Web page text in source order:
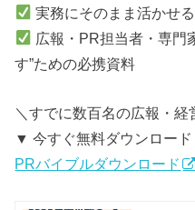
実務にそのまま活かせ
広報・PR担当者・専門
す”ための必携資料
＼すでに数百名の広報・経
▼ 今すぐ無料ダウンロード
PRバイブルダウンロード